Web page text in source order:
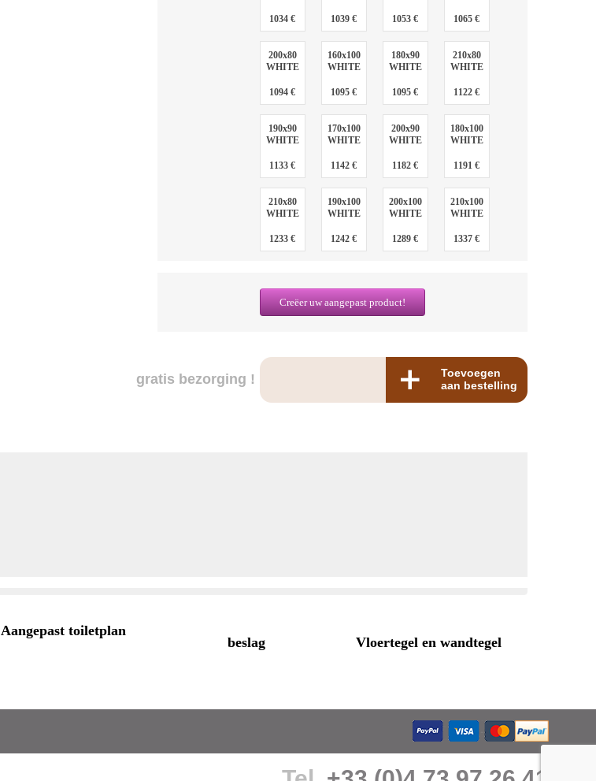
1034 € 1039 € 1053 € 1065 €
200x80
WHITE
1094 €
160x100
WHITE
1095 €
180x90
WHITE
1095 €
210x80
WHITE
1122 €
190x90
WHITE
1133 €
170x100
WHITE
1142 €
200x90
WHITE
1182 €
180x100
WHITE
1191 €
210x80
WHITE
1233 €
190x100
WHITE
1242 €
200x100
WHITE
1289 €
210x100
WHITE
1337 €
Creëer uw aangepast product!
gratis bezorging !
Toevoegen
aan bestelling
Aangepast toiletplan
beslag Vloertegel en wandtegel